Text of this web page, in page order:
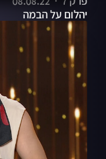
יהלום על הבמה